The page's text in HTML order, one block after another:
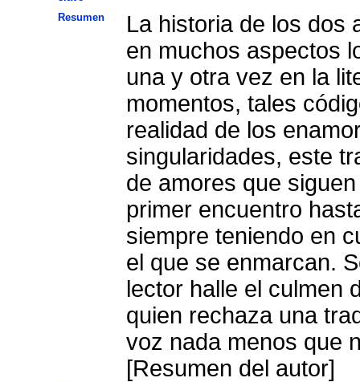
Resumen
La historia de los dos
en muchos aspectos los códigos
una y otra vez en la literatura medieval, aunque, por
momentos, tales
realidad de los
singularidades, este
de amores que
primer encuentro
siempre teniendo en
el que se enmarcan.
lector halle el culmen
quien rechaza una
voz nada menos que
[Resumen del autor]